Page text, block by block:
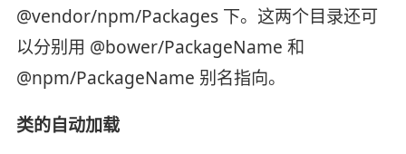
@vendor/npm/Packages 下。这两个目录还可
以分别用 @bower/PackageName 和
@npm/PackageName 别名指向。
类的自动加载